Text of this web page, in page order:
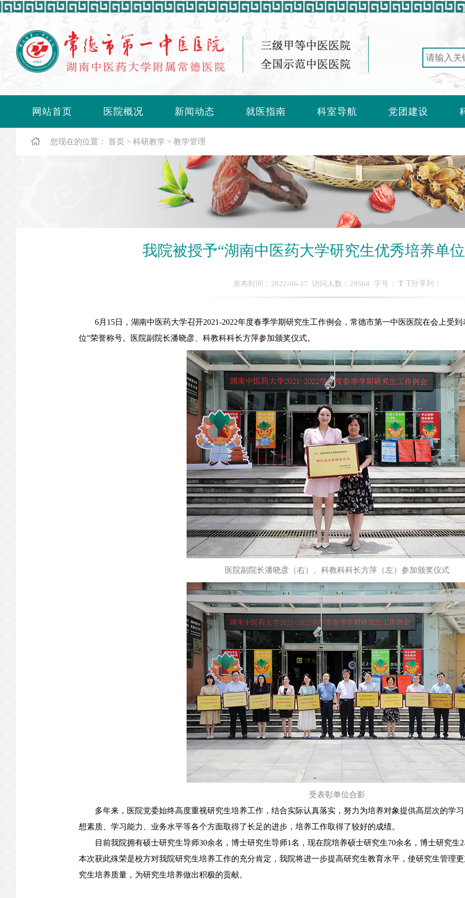
网站首页 医院概况 新闻动态 就医指南 科室导航 党团建设
您现在的位置： 首页 科研教学 教学管理
我院被授予“湖南中医药大学研究生优秀培养单
发布时间：2022-06-17 访问人数： 29564 字号： T T分享到：
6月15日，湖南中医药大学召开2021-2022年度春季学期研究生工作例会，常德市第一中医医院在会上受到
位”荣誉称号。医院副院长潘晓彦、科教科科长方萍参加颁奖仪式。
医院副院长潘晓彦（右）、科教科科长方萍（左）参加颁奖仪式
受表彰单位合影
多年来，医院党委始终高度重视研究生培养工作，结合实际认真落实，努力为培养对象提供高层次的学
想素质、学习能力、业务水平等各个方面取得了长足的进步，培养工作取得了较好的成绩。
目前我院拥有硕士研究生导师30余名，博士研究生导师1名，现在院培养硕士研究生70余名，博士研究生2
本次获此殊荣是校方对我院研究生培养工作的充分肯定，我院将进一步提高研究生教育水平，使研究生管理
究生培养质量，为研究生培养做出积极的贡献。